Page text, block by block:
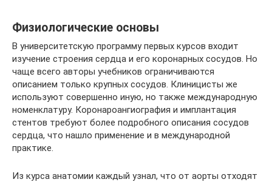
Физиологические основы
В университетскую программу первых курсов входит
изучение строения сердца и его коронарных сосудов. Но
чаще всего авторы учебников ограничиваются
описанием только крупных сосудов. Клиницисты же
используют совершенно иную, но также международную
номенклатуру. Коронароангиография и имплантация
стентов требуют более подробного описания сосудов
сердца, что нашло применение и в международной
практике.
Из курса анатомии каждый узнал, что от аорты отходят